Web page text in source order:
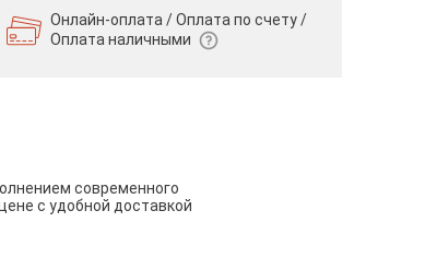
Онлайн-оплата / Оплата по счету /
Оплата наличными
современного
с удобной доставкой